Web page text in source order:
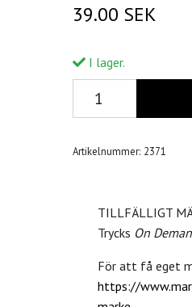
39.00 SEK
I lager.
Artikelnummer: 2371
TILLFÄLLIGT
Trycks On
För att få eget
https://